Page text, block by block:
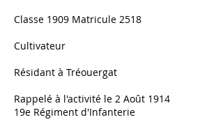
Classe 1909 Matricule 2518
Cultivateur
Résidant à Tréouergat
Rappelé à l'activité le 2 Août 1914
19e Régiment d'Infanterie